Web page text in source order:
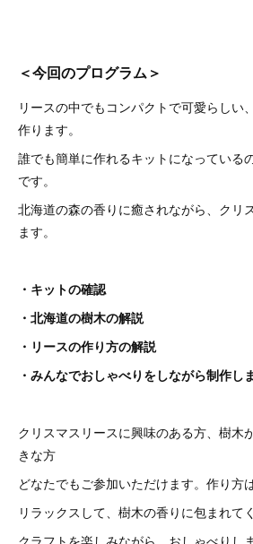
＜今回のプログラム＞
リースの中でもコンパクトで可愛らしい
作ります。
誰でも簡単に作れるキットになっている
です。
北海道の森の香りに癒されながら、クリ
ます。
・キットの確認
・北海道の樹木の解説
・リースの作り方の解説
・みんなでおしゃべりをしながら制作し
クリスマスリースに興味のある方、樹木
きな方
どなたでもご参加いただけます。作り方
リラックスして、樹木の香りに包まれて